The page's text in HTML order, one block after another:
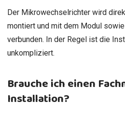
Der Mikrowechselrichter wird
montiert und mit dem Modul
verbunden. In der Regel ist die
unkompliziert.
Brauche ich einen
Installation?